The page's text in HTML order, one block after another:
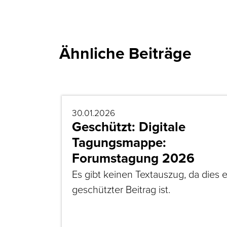
Ähnliche Beiträge
30.01.2026
Geschützt: Digitale
Tagungsmappe:
Forumstagung 2026
Es gibt keinen Textauszug, da dies
geschützter Beitrag ist.